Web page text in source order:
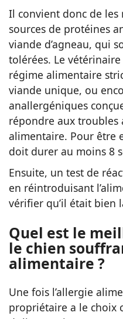
Il convient donc de les
sources de protéines
viande d’agneau, qui
tolérées. Le
régime alimentaire
viande unique, ou
anallergéniques
répondre aux troubles
alimentaire. Pour être
doit durer au moins 8
Ensuite, un test de
en réintroduisant
vérifier qu’il était bien
Quel est le
le chien
alimentaire ?
Une fois l’allergie
propriétaire a le choix